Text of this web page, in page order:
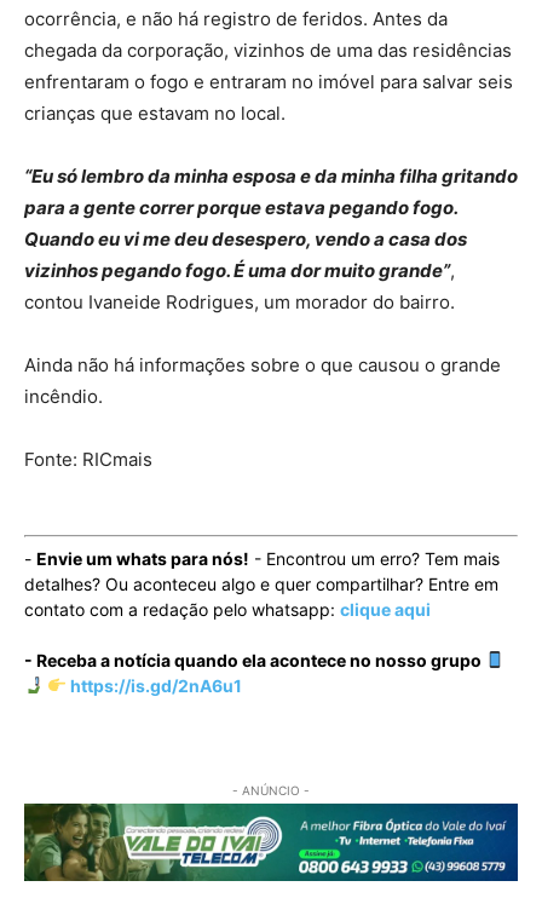
ocorrência, e não há registro de feridos. Antes da
chegada da corporação, vizinhos de uma das residências
enfrentaram o fogo e entraram no imóvel para salvar seis
crianças que estavam no local.
“Eu só lembro da minha esposa e da minha filha gritando
para a gente correr porque estava pegando fogo.
Quando eu vi me deu desespero, vendo a casa dos
vizinhos pegando fogo. É uma dor muito grande”,
contou Ivaneide Rodrigues, um morador do bairro.
Ainda não há informações sobre o que causou o grande
incêndio.
Fonte: RICmais
- Envie um whats para nós! - Encontrou um erro? Tem mais
detalhes? Ou aconteceu algo e quer compartilhar? Entre em
contato com a redação pelo whatsapp: clique aqui
- Receba a notícia quando ela acontece no nosso grupo
https://is.gd/2nA6u1
- ANÚNCIO -